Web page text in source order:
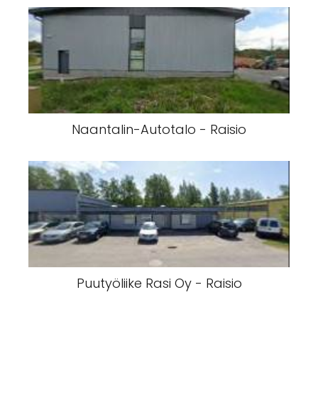
Naantalin-Autotalo - Raisio
Puutyöliike Rasi Oy - Raisio